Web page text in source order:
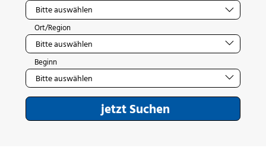
Ort/Region
Beginn
jetzt Suchen